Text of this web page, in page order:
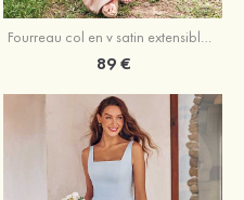
Fourreau col en v satin extensible asymétrique robe de demoiselle d'honneur
89 €